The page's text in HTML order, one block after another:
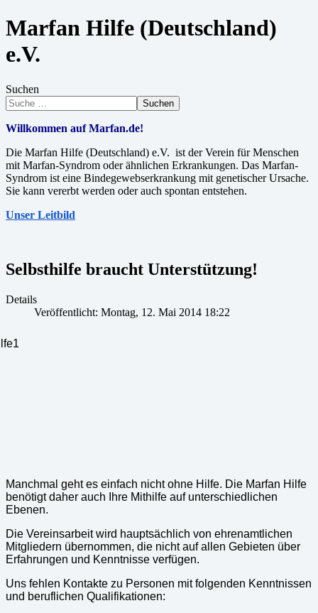
Marfan Hilfe (Deutschland)
e.V.
Suchen
Suchen
Willkommen auf Marfan.de!
Die Marfan Hilfe (Deutschland) e.V. ist der Verein für Menschen
mit Marfan-Syndrom oder ähnlichen Erkrankungen. Das Marfan-
Syndrom ist eine Bindegewebserkrankung mit genetischer Ursache.
Sie kann vererbt werden oder auch spontan entstehen.
Unser Leitbild
Selbsthilfe braucht Unterstützung!
Details
Veröffentlicht: Montag, 12. Mai 2014 18:22
Manchmal geht es einfach nicht ohne Hilfe. Die Marfan Hilfe
benötigt daher auch Ihre Mithilfe auf unterschiedlichen
Ebenen.
Die Vereinsarbeit wird hauptsächlich von ehrenamtlichen
Mitgliedern übernommen, die nicht auf allen Gebieten über
Erfahrungen und Kenntnisse verfügen.
Uns fehlen Kontakte zu Personen mit folgenden Kenntnissen
und beruflichen Qualifikationen: